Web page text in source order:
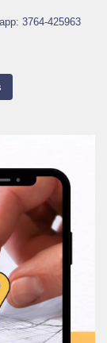
3764-425963